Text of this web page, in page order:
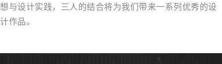
想与设计实践，三人的结合将为我们带来一系列优秀的设
计作品。